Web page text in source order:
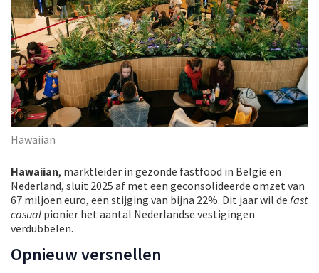
Hawaiian
Hawaiian, marktleider in gezonde fastfood in België en
Nederland, sluit 2025 af met een geconsolideerde omzet van
67 miljoen euro, een stijging van bijna 22%. Dit jaar wil de fast
casual pionier het aantal Nederlandse vestigingen
verdubbelen.
Opnieuw versnellen